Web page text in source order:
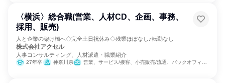
〈横浜〉総合職(営業、人材CD、企画、事務、
採用、販売)
人と企業の架け橋へ◇完全土日祝休み◇残業ほぼなし♪転勤なし
株式会社アクセル
人事コンサルティング、人材派遣・職業紹介
27年卒 神奈川県 営業、サービス/接客、小売販売/流通、バックオフィス・事務・受付、人事、総務、マーケティング・広告・宣伝